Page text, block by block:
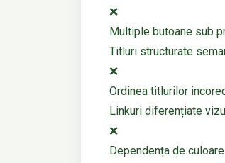
❌
Multiple butoane sub
Titluri structurate
❌
Ordinea titlurilor
Linkuri diferențiate
❌
Dependența de